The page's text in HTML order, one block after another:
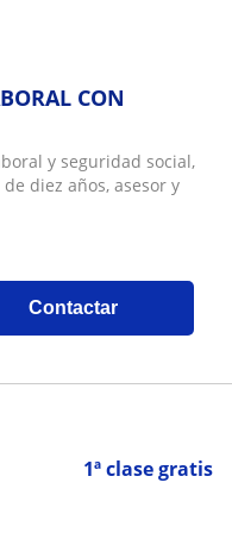
CON
y seguridad social,
diez años, asesor y
Contactar
1ª clase gratis